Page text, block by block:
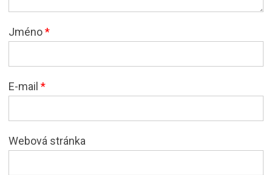
Jméno*
E-mail *
Webová stránka